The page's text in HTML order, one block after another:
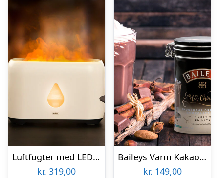
Luftfugter med LED-flamme – Zenkuru
kr. 319,00
Baileys Varm Kakaopulver
kr. 149,00